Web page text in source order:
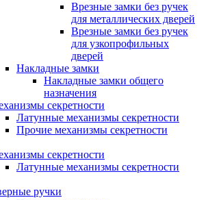
Врезные замки без ручек
для металлических дверей
Врезные замки без ручек
для узкопрофильных
дверей
Накладные замки
Накладные замки общего
назначения
секретности
Латунные механизмы секретности
Прочие механизмы секретности
секретности
Латунные механизмы секретности
ручки